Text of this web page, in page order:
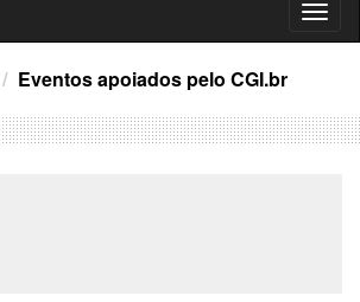
Eventos apoiados pelo CGI.br